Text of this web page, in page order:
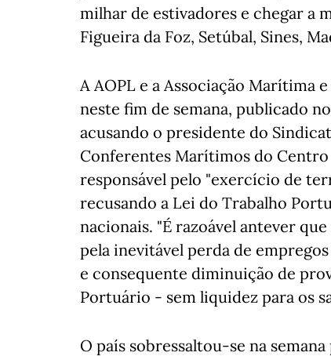
milhar de estivadores e chegar a
Figueira da Foz, Setúbal, Sines,
A AOPL e a Associação Marítima
neste fim de semana, publicado
acusando o presidente do
Conferentes Marítimos do
responsável pelo "exercício de
recusando a Lei do Trabalho
nacionais. "É razoável antever
pela inevitável perda de
e consequente diminuição de
Portuário - sem liquidez para os
O país sobressaltou-se na